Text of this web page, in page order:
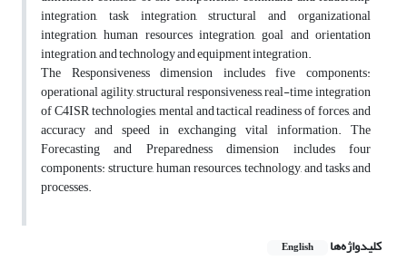
integration, task integration, structural and organizational
integration, human resources integration, goal and orientation
integration, and technology and equipment integration.
The Responsiveness dimension includes five components:
operational agility, structural responsiveness, real-time integration
of C4ISR technologies, mental and tactical readiness of forces, and
accuracy and speed in exchanging vital information. The
Forecasting and Preparedness dimension includes four
components: structure, human resources, technology, and tasks and
processes.
کلیدواژه‌ها English